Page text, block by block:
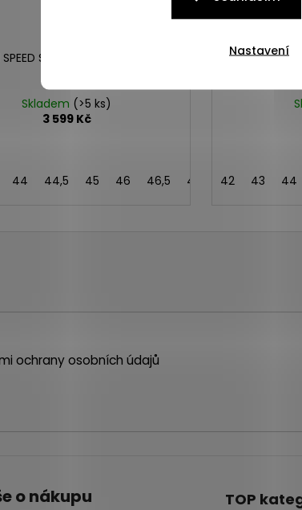
Nastavení
SOLO MID WP clay/olive
Skladem (>5 ks)
3 599 Kč
44 44,5 45 46 46,5 47 48 43,5 41,5
Merrell
42 43 44
ochrany osobních údajů
o nákupu TOP